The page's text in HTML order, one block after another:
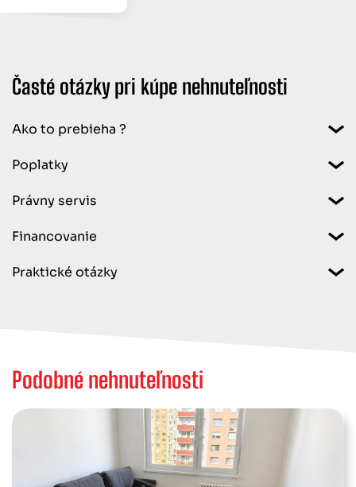
Časté otázky pri kúpe nehnuteľnosti
Ako to prebieha ?
Poplatky
Právny servis
Financovanie
Praktické otázky
Podobné nehnuteľnosti